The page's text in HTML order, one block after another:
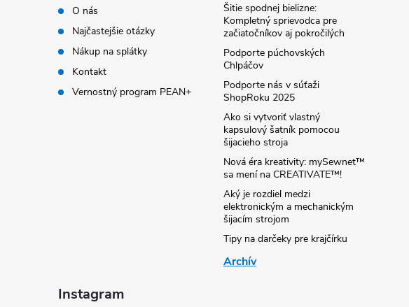
O nás
Najčastejšie otázky
Nákup na splátky
Kontakt
Vernostný program PEAN+
Šitie spodnej bielizne:
Kompletný sprievodca pre
začiatočníkov aj pokročilých
Podporte púchovských
Chlpáčov
Podporte nás v súťaži
ShopRoku 2025
Ako si vytvoriť vlastný
kapsulový šatník pomocou
šijacieho stroja
Nová éra kreativity: mySewnet™
sa mení na CREATIVATE™!
Aký je rozdiel medzi
elektronickým a mechanickým
šijacím strojom
Tipy na darčeky pre krajčírku
Archív
Instagram